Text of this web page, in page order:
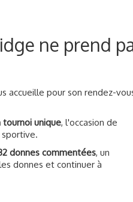
ne prend pas
sportive.
donnes commentées
donnes et continuer à